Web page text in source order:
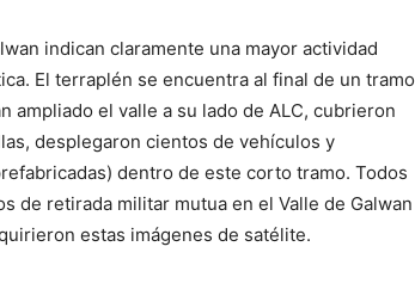
indican claramente una mayor actividad
El terraplén se encuentra al final de un tramo
ampliado el valle a su lado de ALC, cubrieron
desplegaron cientos de vehículos y
dentro de este corto tramo. Todos
de retirada militar mutua en el Valle de Galwan
estas imágenes de satélite.